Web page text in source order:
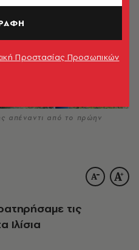
απέναντι από το πρώην
τις
Ιλίσια
Προστασίας Προσωπικών